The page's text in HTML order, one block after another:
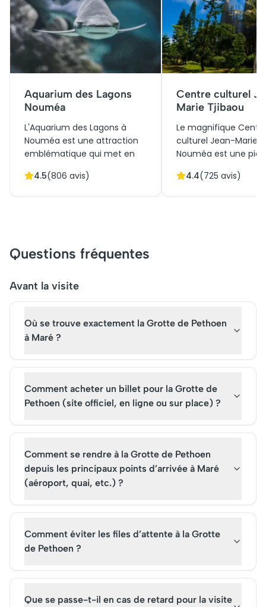
Aquarium des Lagons
Nouméa
L'Aquarium des Lagons à
Nouméa est une attraction
emblématique qui met en
calédonienne. Construit pour
Bien que son rôle initial fût
l'éducation, il est aujourd'hui
intéresse les familles ainsi
billets permet une visite
enrichissante et
4.5(806 avis)
Centre culturel
Marie Tjibaou
Le magnifique
culturel Jean-Marie
Nouméa est une
et une vitrine de
à la recherche d'un
4.4(725 avis)
Questions fréquentes
Avant la visite
Où se trouve exactement la Grotte de Pethoen
à Maré ?
Comment acheter un billet pour la Grotte de
Pethoen (site officiel, en ligne ou sur place) ?
Comment se rendre à la Grotte de Pethoen
depuis les principaux points d’arrivée à Maré
(aéroport, quai, etc.) ?
Comment éviter les files d’attente à la Grotte
de Pethoen ?
Que se passe-t-il en cas de retard pour la visite